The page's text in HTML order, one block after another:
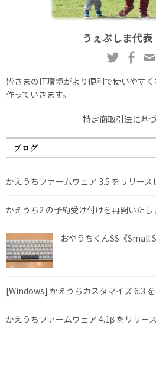
うぇぶしま代表
皆さまのIT環境がより便利で使いやす
作っていきます。
特定商取引法に基
ブログ
かえうちファームウェア 3.5 をリリース
かえうち2 の予約受け付けを再開いたし
おやうちくんSS《Small
[Windows] かえうちカスタマイズ 6.3
かえうちファームウェア 4.1β をリリー